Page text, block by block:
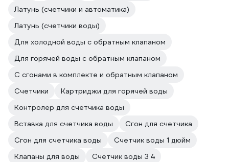
Латунь (счетчики и автоматика)
Латунь (счетчики воды)
Для холодной воды с обратным клапаном
Для горячей воды с обратным клапаном
С сгонами в комплекте и обратным клапаном
Счетчики
Картриджи для горячей воды
Контролер для счетчика воды
Вставка для счетчика воды
Сгон для счетчика
Сгон для счетчика воды
Счетчик воды 1 дюйм
Клапаны для воды
Счетчик воды 3 4